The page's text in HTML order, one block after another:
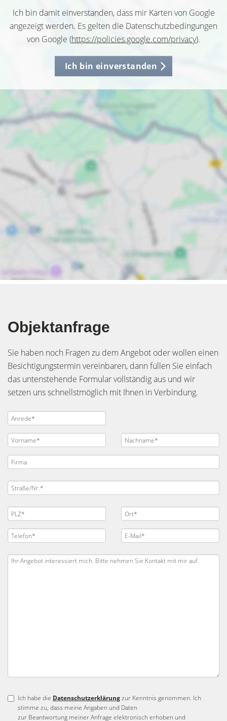
Ich bin damit einverstanden, dass mir Karten von Google
angezeigt werden. Es gelten die Datenschutzbedingungen
von Google (https://policies.google.com/privacy).
Ich bin einverstanden
Objektanfrage
Sie haben noch Fragen zu dem Angebot oder wollen einen
Besichtigungstermin vereinbaren, dann füllen Sie einfach
das untenstehende Formular vollständig aus und wir
setzen uns schnellstmöglich mit Ihnen in Verbindung.
Ich habe die Datenschutzerklärungzur Kenntnis genommen. Ich
stimme zu, dass meine Angaben und Daten
zur Beantwortung meiner Anfrage elektronisch erhoben und